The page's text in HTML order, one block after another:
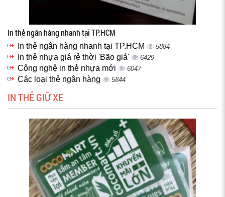
In thẻ ngân hàng nhanh tại TP.HCM
In thẻ ngân hàng nhanh tại TP.HCM 5884
In thẻ nhựa giá rẻ thời 'Bão giá' 6429
Công nghệ in thẻ nhựa mới 6047
Các loại thẻ ngân hàng 5844
IN THẺ GIỮ XE